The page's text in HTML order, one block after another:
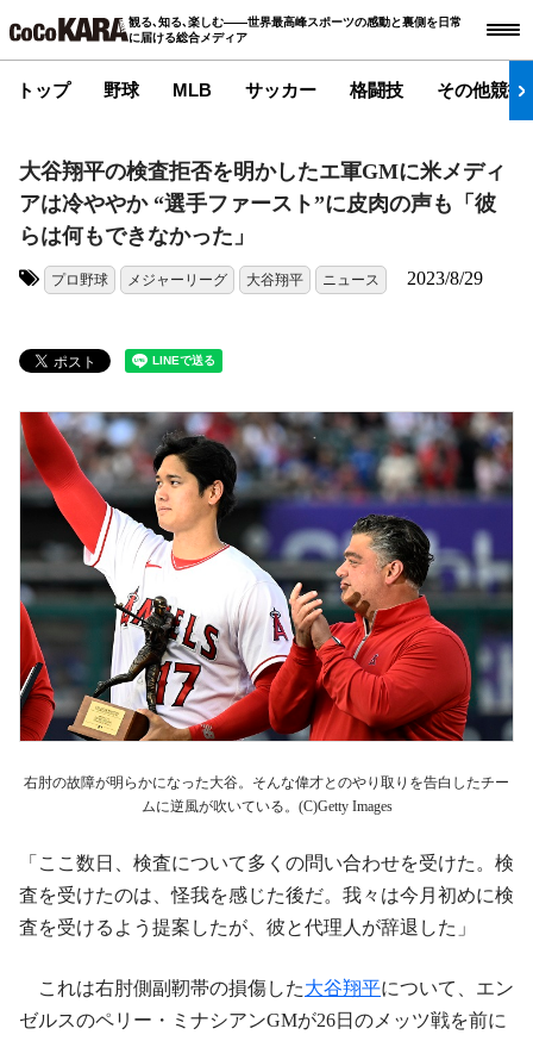
観る､知る､楽しむ――世界最高峰スポーツの感動と裏側を日常
に届ける総合メディア
トップ 野球 MLB サッカー 格闘技 その他競技
大谷翔平の検査拒否を明かしたエ軍GMに米メディ
アは冷ややか “選手ファースト”に皮肉の声も「彼
らは何もできなかった」
プロ野球 メジャーリーグ 大谷翔平 ニュース 2023/8/29
右肘の故障が明らかになった大谷。そんな偉才とのやり取りを告白したチー
ムに逆風が吹いている。(C)Getty Images
「ここ数日、検査について多くの問い合わせを受けた。検
査を受けたのは、怪我を感じた後だ。我々は今月初めに検
査を受けるよう提案したが、彼と代理人が辞退した」
これは右肘側副靭帯の損傷した大谷翔平について、エン
ゼルスのペリー・ミナシアンGMが26日のメッツ戦を前に